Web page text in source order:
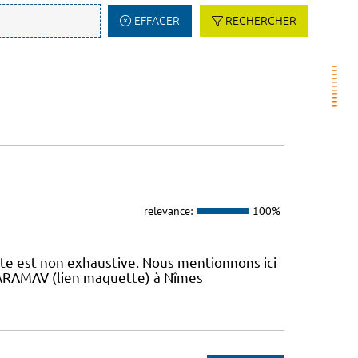
EFFACER RECHERCHER
relevance: 100%
est non exhaustive. Nous mentionnons ici
(lien maquette) à Nîmes